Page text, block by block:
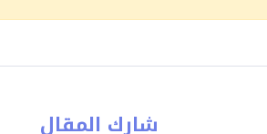
شارك المقال